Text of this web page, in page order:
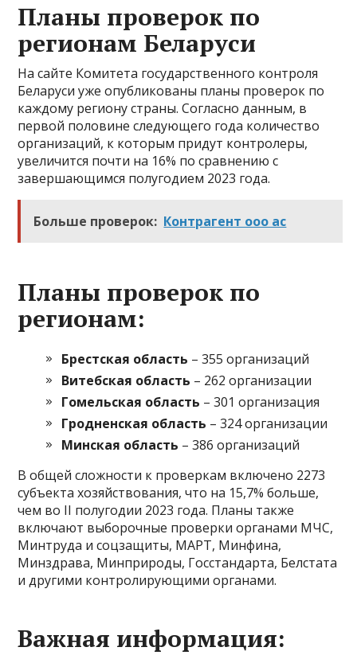
Планы проверок по
регионам Беларуси
На сайте Комитета государственного контроля
Беларуси уже опубликованы планы проверок по
каждому региону страны. Согласно данным, в
первой половине следующего года количество
организаций, к которым придут контролеры,
увеличится почти на 16% по сравнению с
завершающимся полугодием 2023 года.
Больше проверок: Контрагент ооо ас
Планы проверок по
регионам:
Брестская область – 355 организаций
Витебская область – 262 организации
Гомельская область – 301 организация
Гродненская область – 324 организации
Минская область – 386 организаций
В общей сложности к проверкам включено 2273
субъекта хозяйствования, что на 15,7% больше,
чем во II полугодии 2023 года. Планы также
включают выборочные проверки органами МЧС,
Минтруда и соцзащиты, МАРТ, Минфина,
Минздрава, Минприроды, Госстандарта, Белстата
и другими контролирующими органами.
Важная информация: